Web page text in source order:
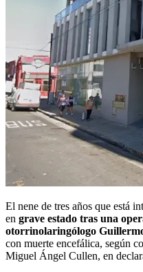
El nene de tres años que está
en grave estado tras una
otorrinolaringólogo
con muerte encefálica, según
Miguel Ángel Cullen, en